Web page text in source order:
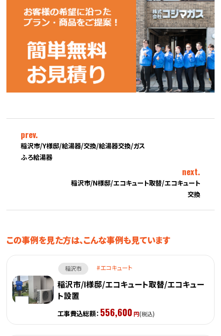
prev.
稲沢市/Y様邸/給湯器/交換/給湯器交換/ガス
ふろ給湯器
next.
稲沢市/N様邸/エコキュート取替/エコキュート
交換
この事例を見た方は、こんな事例も見ています
稲沢市 エコキュート
稲沢市/I様邸/エコキュート取替/エコキュー
ト設置
工事費込総額： 556,600 円(税込)